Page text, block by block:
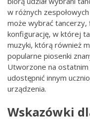
w różnych
może wybrać tancerzy,
konfigurację, w której
muzyki, którą również
popularne piosenki
Utworzone na
udostępnić innym
urządzenia.
Wskazówki